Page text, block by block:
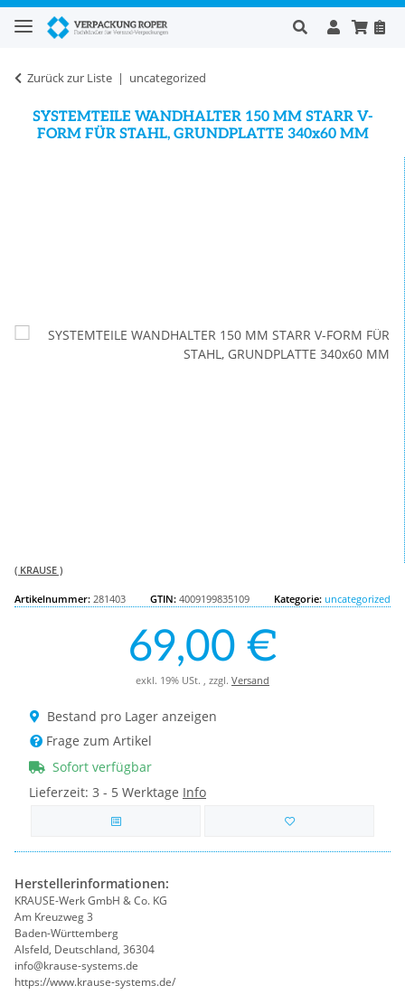
Zurück zur Liste uncategorized
SYSTEMTEILE WANDHALTER 150 MM STARR V-
FORM FÜR STAHL, GRUNDPLATTE 340x60 MM
( KRAUSE )
Artikelnummer: 281403 GTIN: 4009199835109 Kategorie: uncategorized
69,00 €
exkl. 19% USt. , zzgl. Versand
Bestand pro Lager anzeigen
Frage zum Artikel
Sofort verfügbar
Lieferzeit: 3 - 5 Werktage Info
Herstellerinformationen:
KRAUSE-Werk GmbH & Co. KG
Am Kreuzweg 3
Baden-Württemberg
Alsfeld, Deutschland, 36304
info@krause-systems.de
https://www.krause-systems.de/